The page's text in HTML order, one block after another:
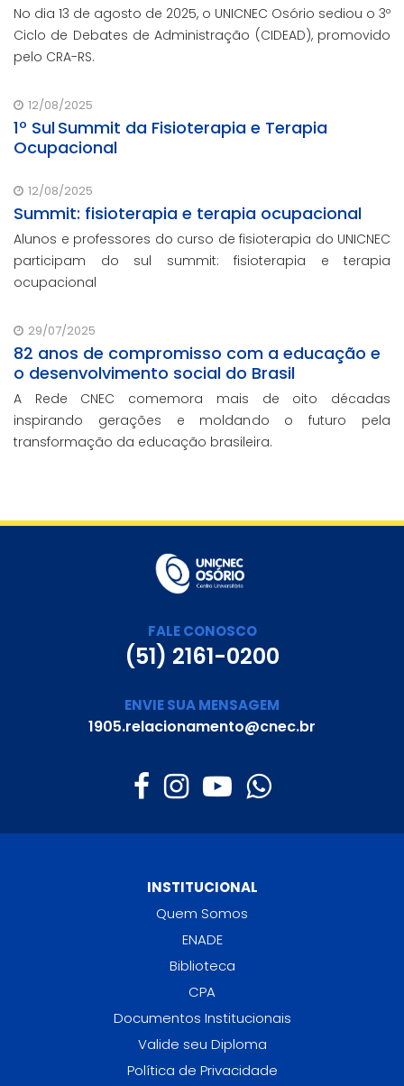
No dia 13 de agosto de 2025, o UNICNEC Osório sediou o 3º
Ciclo de Debates de Administração (CIDEAD), promovido
pelo CRA-RS.
12/08/2025
1º Sul Summit da Fisioterapia e Terapia
Ocupacional
12/08/2025
Summit: fisioterapia e terapia ocupacional
Alunos e professores do curso de fisioterapia do UNICNEC
participam do sul summit: fisioterapia e terapia
ocupacional
29/07/2025
82 anos de compromisso com a educação e
o desenvolvimento social do Brasil
A Rede CNEC comemora mais de oito décadas
inspirando gerações e moldando o futuro pela
transformação da educação brasileira.
FALE CONOSCO
(51) 2161-0200
ENVIE SUA MENSAGEM
1905.relacionamento@cnec.br
INSTITUCIONAL
Quem Somos
ENADE
Biblioteca
CPA
Documentos Institucionais
Valide seu Diploma
Política de Privacidade